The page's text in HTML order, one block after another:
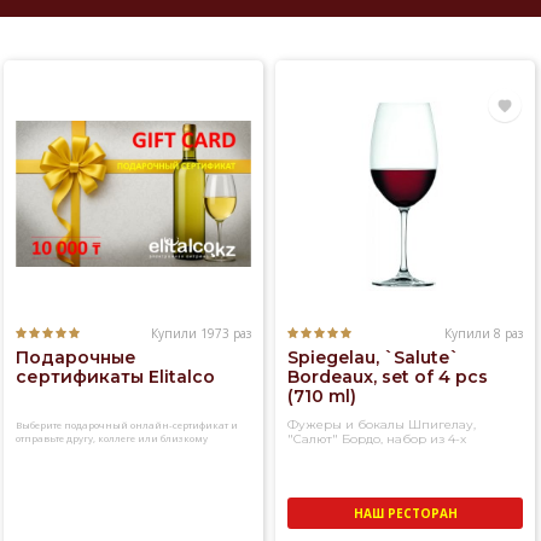
Купили 1973 раз
Подарочные
сертификаты Elitalco
Выберите подарочный онлайн-сертификат и
отправьте другу, коллеге или близкому
Купили 8 раз
Spiegelau, `Salute`
Bordeaux, set of 4 pcs
(710 ml)
Фужеры и бокалы Шпигелау,
"Салют" Бордо, набор из 4-х
НАШ РЕСТОРАН